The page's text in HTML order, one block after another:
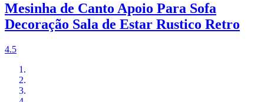
Mesinha de Canto Apoio Para Sofa
Decoração Sala de Estar Rustico Retro
4.5